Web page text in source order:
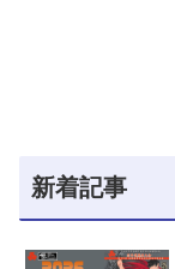
新着記事